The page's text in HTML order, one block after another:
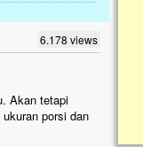
6.178 views
Akan tetapi
porsi dan